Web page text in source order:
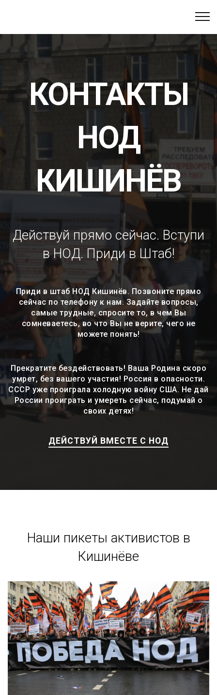
КОНТАКТЫ
НОД
КИШИНЁВ
Действуй прямо сейчас. Вступи
в НОД. Приди в Штаб!
Приди в штаб НОД Кишинёв. Позвоните прямо
сейчас по телефону к нам. Задайте вопросы,
самые трудные, спросите то, в чем Вы
сомневаетесь, во что Вы не верите, чего не
можете понять!
Прекратите бездействовать! Ваша Родина скоро
умрет, без вашего участия! Россия в опасности.
СССР уже проиграла холодную войну США. Не дай
России проиграть и умереть сейчас, подумай о
своих детях!
ДЕЙСТВУЙ ВМЕСТЕ С НОД
Наши пикеты активистов в
Кишинёве